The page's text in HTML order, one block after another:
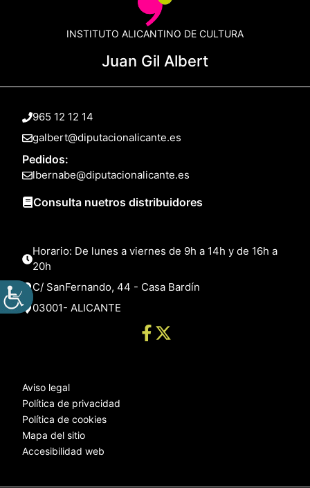
INSTITUTO ALICANTINO DE CULTURA
Juan Gil Albert
965 12 12 14
galbert@diputacionalicante.es
Pedidos:
lbernabe@diputacionalicante.es
Consulta nuetros distribuidores
Horario: De lunes a viernes de 9h a 14h y de 16h a
20h
C/ SanFernando, 44 - Casa Bardín
03001- ALICANTE
Aviso legal
Política de privacidad
Política de cookies
Mapa del sitio
Accesibilidad web